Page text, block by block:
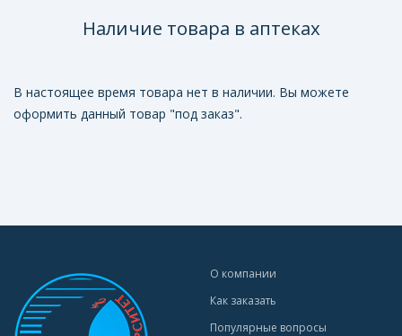
Наличие товара в аптеках
В настоящее время товара нет в наличии. Вы можете
оформить данный товар "под заказ".
О компании
Как заказать
Популярные вопросы